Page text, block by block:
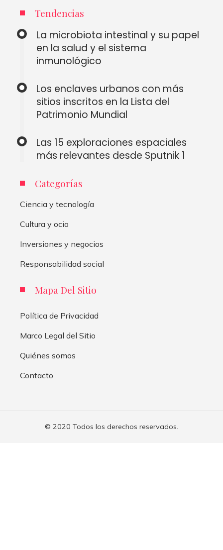
Tendencias
La microbiota intestinal y su papel
en la salud y el sistema
inmunológico
Los enclaves urbanos con más
sitios inscritos en la Lista del
Patrimonio Mundial
Las 15 exploraciones espaciales
más relevantes desde Sputnik 1
Categorías
Ciencia y tecnología
Cultura y ocio
Inversiones y negocios
Responsabilidad social
Mapa Del Sitio
Política de Privacidad
Marco Legal del Sitio
Quiénes somos
Contacto
© 2020 Todos los derechos reservados.